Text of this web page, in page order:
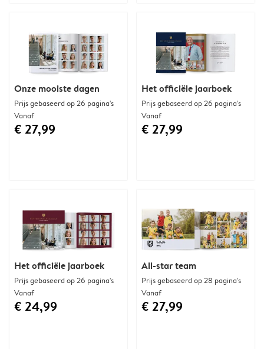
Het officiële jaarboek
Prijs gebaseerd op 26 pagina's
Vanaf
€ 27,99
Het officiële jaarboek
Prijs gebaseerd op 26 pagina's
Vanaf
€ 24,99
Onze mooiste dagen
Prijs gebaseerd op 26 pagina's
Vanaf
€ 27,99
All-star team
Prijs gebaseerd op 28 pagina's
Vanaf
€ 27,99